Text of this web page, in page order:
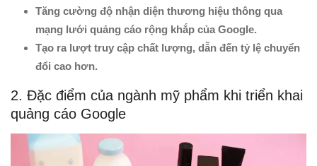
Tăng cường độ nhận diện thương hiệu thông qua
mạng lưới quảng cáo rộng khắp của Google.
Tạo ra lượt truy cập chất lượng, dẫn đến tỷ lệ chuyển
đổi cao hơn.
2. Đặc điểm của ngành mỹ phẩm khi triển khai
quảng cáo Google